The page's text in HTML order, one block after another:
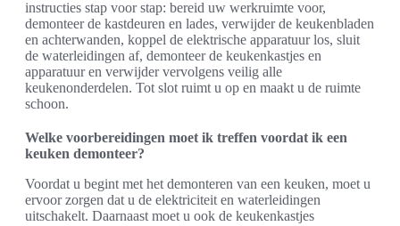
instructies stap voor stap: bereid uw werkruimte voor,
demonteer de kastdeuren en lades, verwijder de keukenbladen
en achterwanden, koppel de elektrische apparatuur los, sluit
de waterleidingen af, demonteer de keukenkastjes en
apparatuur en verwijder vervolgens veilig alle
keukenonderdelen. Tot slot ruimt u op en maakt u de ruimte
schoon.
Welke voorbereidingen moet ik treffen voordat ik een
keuken demonteer?
Voordat u begint met het demonteren van een keuken, moet u
ervoor zorgen dat u de elektriciteit en waterleidingen
uitschakelt. Daarnaast moet u ook de keukenkastjes